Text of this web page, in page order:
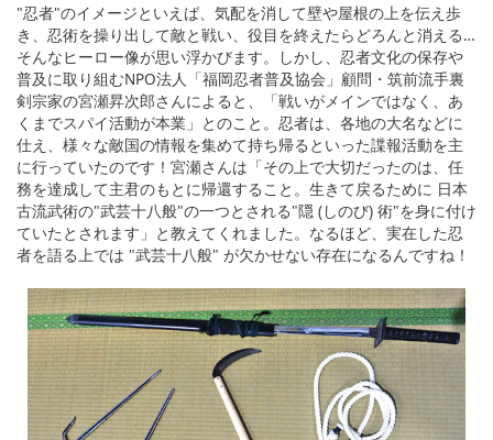
"忍者"のイメージといえば、気配を消して壁や屋根の上を伝え歩
き、忍術を操り出して敵と戦い、役目を終えたらどろんと消える…
そんなヒーロー像が思い浮かびます。しかし、忍者文化の保存や
普及に取り組むNPO法人「福岡忍者普及協会」顧問・筑前流手裏
剣宗家の宮瀬昇次郎さんによると、「戦いがメインではなく、あ
くまでスパイ活動が本業」とのこと。忍者は、各地の大名などに
仕え、様々な敵国の情報を集めて持ち帰るといった諜報活動を主
に行っていたのです！宮瀬さんは「その上で大切だったのは、任
務を達成して主君のもとに帰還すること。生きて戻るために 日本
古流武術の"武芸十八般"の一つとされる"隠 (しのび) 術"を身に付け
ていたとされます」と教えてくれました。なるほど、実在した忍
者を語る上では "武芸十八般" が欠かせない存在になるんですね！